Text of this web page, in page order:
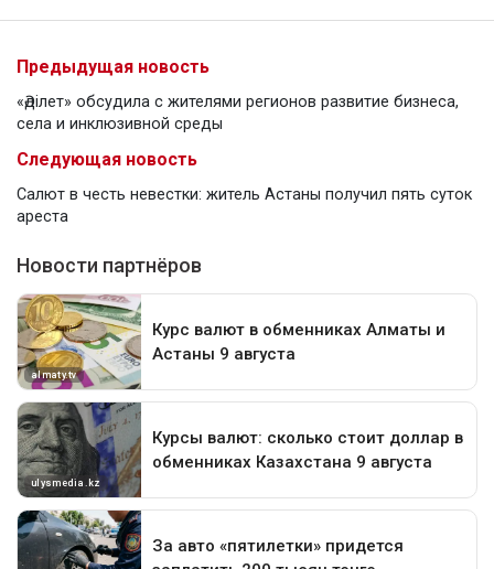
Предыдущая новость
«Әділет» обсудила с жителями регионов развитие бизнеса,
села и инклюзивной среды
Следующая новость
Салют в честь невестки: житель Астаны получил пять суток
ареста